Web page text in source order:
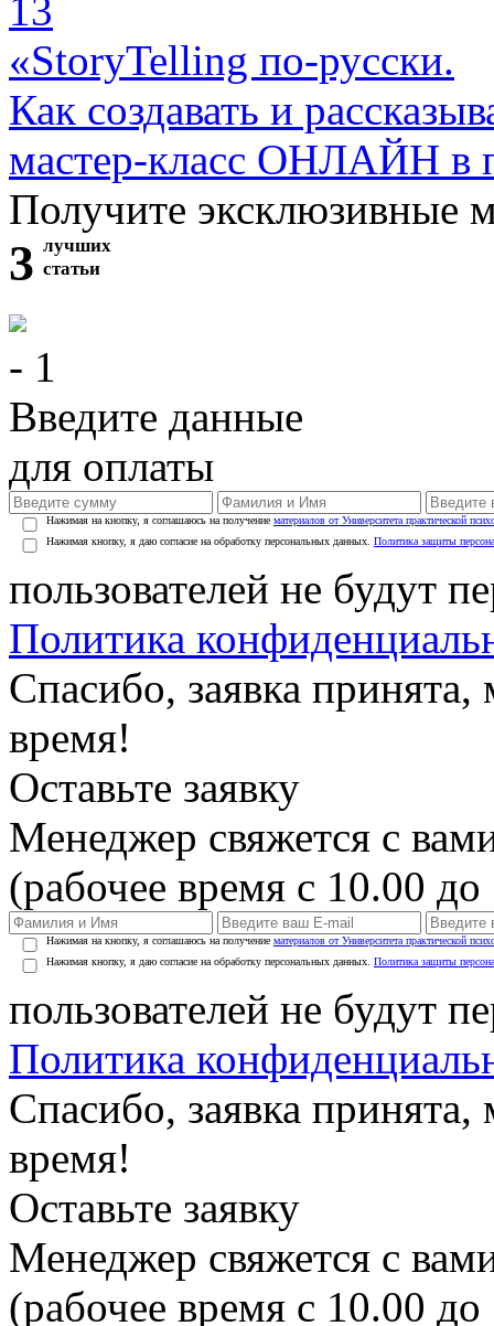
13
«StoryTelling по-русски.
Как создавать и
мастер-класс ОНЛАЙН в
Получите эксклюзивные
3 лучших
статьи
- 1
Введите данные
для оплаты
Нажимая на кнопку, я соглашаюсь на получение материалов от Университета практической
Нажимая кнопку, я даю согласие на обработку персональных данных. Политика защиты
пользователей не будут
Политика
Спасибо, заявка
время!
Оставьте заявку
Менеджер свяжется с
(рабочее время с 10.00
Нажимая на кнопку, я соглашаюсь на получение материалов от Университета практической
Нажимая кнопку, я даю согласие на обработку персональных данных. Политика защиты
пользователей не будут
Политика
Спасибо, заявка
время!
Оставьте заявку
Менеджер свяжется с
(рабочее время с 10.00